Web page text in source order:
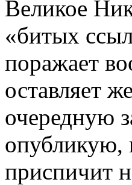
Великое
«битых
поражает
оставляет
очередную
опубликую,
приспичит